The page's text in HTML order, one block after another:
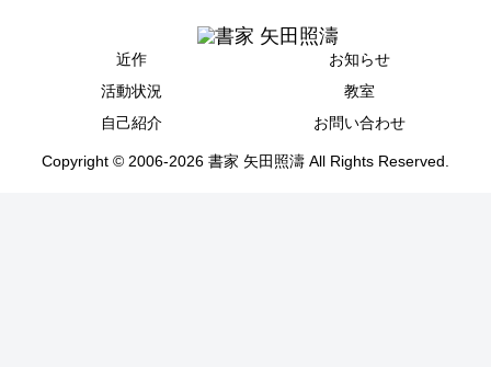
近作
お知らせ
活動状況
教室
自己紹介
お問い合わせ
Copyright © 2006-2026 書家 矢田照濤 All Rights Reserved.